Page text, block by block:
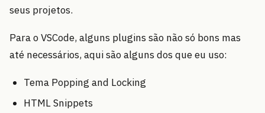
seus projetos.
Para o VSCode, alguns plugins são não só bons mas
até necessários, aqui são alguns dos que eu uso:
Tema Popping and Locking
HTML Snippets